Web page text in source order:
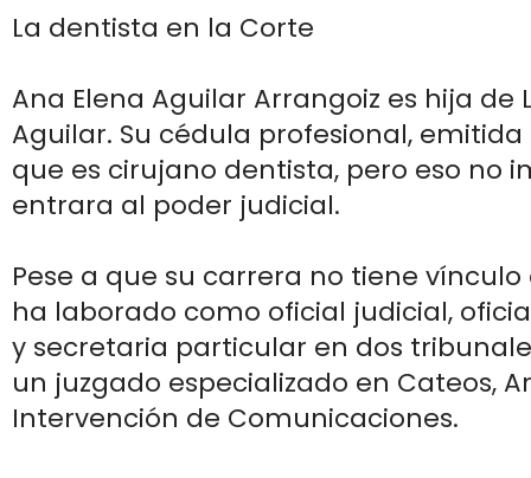
La dentista en la Corte
Ana Elena Aguilar Arrangoiz es hija de
Aguilar. Su cédula profesional, emitida
que es cirujano dentista, pero eso no
entrara al poder judicial.
Pese a que su carrera no tiene
ha laborado como oficial judicial,
y secretaria particular en dos
un juzgado especializado en Cateos,
Intervención de Comunicaciones.